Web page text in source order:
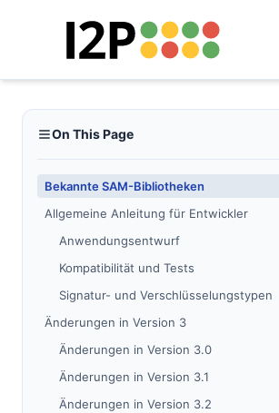
On This Page
Bekannte SAM-Bibliotheken
Allgemeine Anleitung für Entwickler
Anwendungsentwurf
Kompatibilität und Tests
Signatur- und Verschlüsselungstypen
Änderungen in Version 3
Änderungen in Version 3.0
Änderungen in Version 3.1
Änderungen in Version 3.2